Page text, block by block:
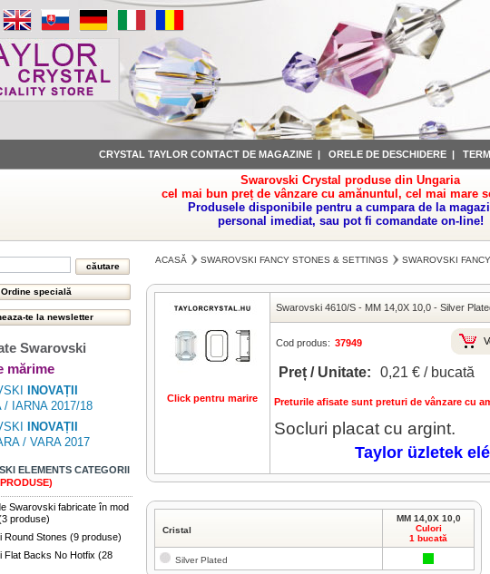
CRYSTAL TAYLOR CONTACT DE MAGAZINE | ORELE DE DESCHIDERE |
Swarovski Crystal produse din Ungaria
cel mai bun preț de vânzare cu amănuntul, cel mai mare
Produsele disponibile pentru a cumpara de la
personal imediat, sau pot fi comandate on-line!
Swarovski
mărime
INOVAȚII
/ IARNA 2017/18
INOVAȚII
/ VARA 2017
ELEMENTS CATEGORII
Swarovski fabricate în mod
produse)
Round Stones (9 produse)
Flat Backs No Hotfix (28
ACASĂ SWAROVSKI FANCY STONES & SETTINGS SWAROVSKI
Click pentru marire
Swarovski 4610/S - MM 14,0X 10,0 - Silver
Cod produs: 37949
Preț / Unitate: 0,21 € / bucată
Preturile afisate sunt preturi de vânzare cu
Socluri placat cu argint.
Taylor üzletek
Cristal
MM 14,0X 10,0
Culori
1 bucată
Silver Plated